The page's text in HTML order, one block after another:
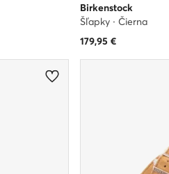
Birkenstock
Šľapky · Čierna
179,95 €